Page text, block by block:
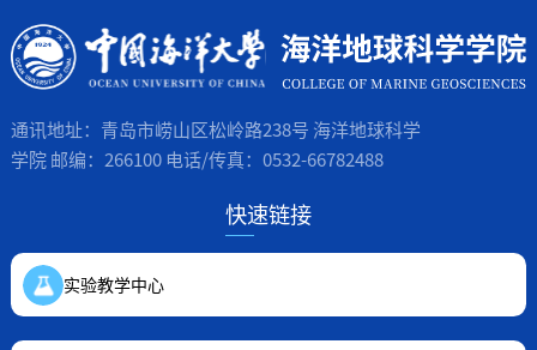
通讯地址：青岛市崂山区松岭路238号 海洋地球科学
学院 邮编：266100 电话/传真：0532-66782488
快速链接
实验教学中心